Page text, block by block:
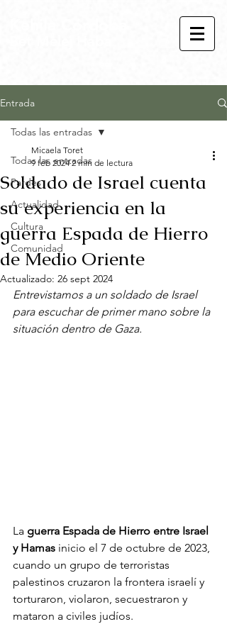
Entrada
Todas las entradas
Pardes
Actualidad
Cultura
Comunidad
Todas las entradas
Soldado de Israel cuenta
su experiencia en la
guerra Espada de Hierro
de Medio Oriente
Micaela Toret
9 feb 2024 2 min de lectura
Actualizado: 26 sept 2024
Entrevistamos a un soldado de Israel
para escuchar de primer mano sobre la
situación dentro de Gaza.
La guerra Espada de Hierro entre Israel
y Hamas inicio el 7 de octubre de 2023,
cuando un grupo de terroristas
palestinos cruzaron la frontera israelí y
torturaron, violaron, secuestraron y
mataron a civiles judíos.